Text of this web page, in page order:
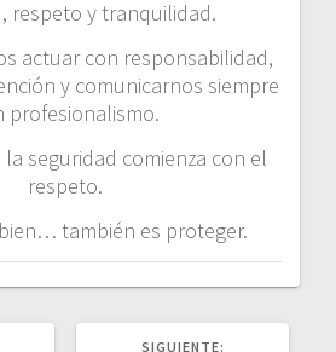
respeto y tranquilidad.
actuar con responsabilidad,
y comunicarnos siempre
profesionalismo.
seguridad comienza con el
respeto.
también es proteger.
SIGUIENTE: